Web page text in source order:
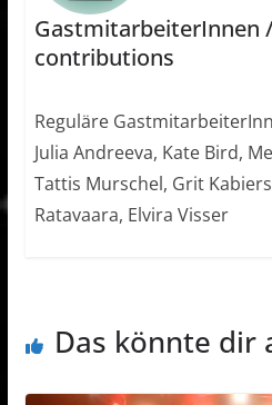
GastmitarbeiterInnen
contributions
Reguläre
Julia Andreeva, Kate Bird,
Tattis Murschel, Grit
Ratavaara, Elvira Visser
Das könnte dir